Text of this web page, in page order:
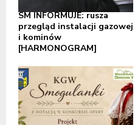
SM INFORMUJE: rusza
przegląd instalacji gazowej
i kominów
[HARMONOGRAM]